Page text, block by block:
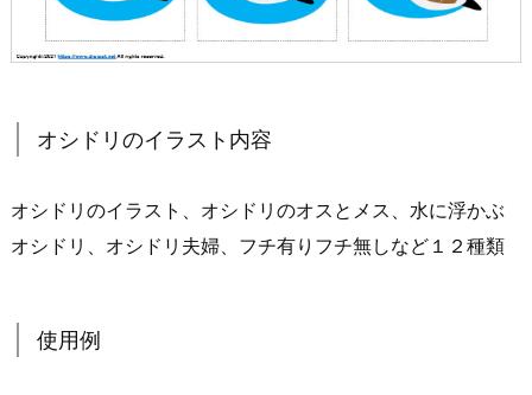
オシドリのイラスト内容
オシドリのイラスト、オシドリのオスとメス、水に浮かぶ
オシドリ、オシドリ夫婦、フチ有りフチ無しなど１２種類
使用例